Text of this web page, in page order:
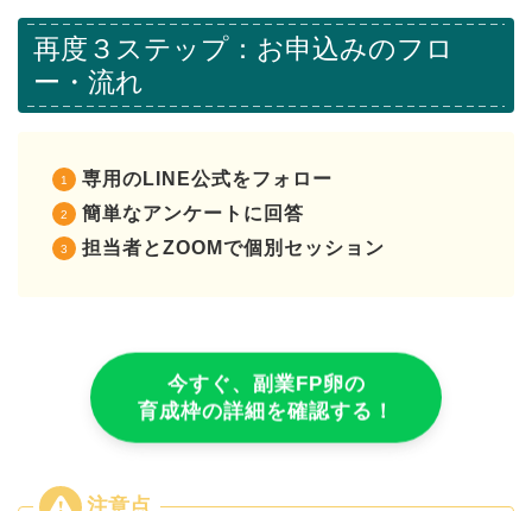
再度３ステップ：お申込みのフロ
ー・流れ
専用のLINE公式をフォロー
簡単なアンケートに回答
担当者とZOOMで個別セッション
今すぐ、副業FP卵の
育成枠の詳細を確認する！